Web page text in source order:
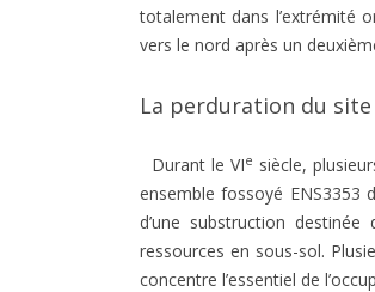
totalement dans l’extrémité
vers le nord après un
La perduration du
Durant le VIe siècle,
ensemble fossoyé ENS3353
d’une substruction
ressources en sous-sol.
concentre l’essentiel de